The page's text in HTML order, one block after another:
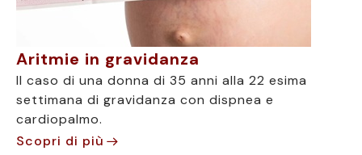
Aritmie in gravidanza
Il caso di una donna di 35 anni alla 22 esima
settimana di gravidanza con dispnea e
cardiopalmo.
Scopri di più